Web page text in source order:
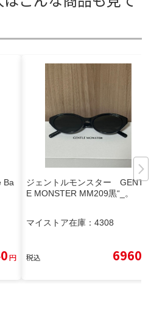
Ba
円
ジェントルモンスター GENTL
E MONSTER MM209黒“_。
マイストア在庫： 4308
税込 6960